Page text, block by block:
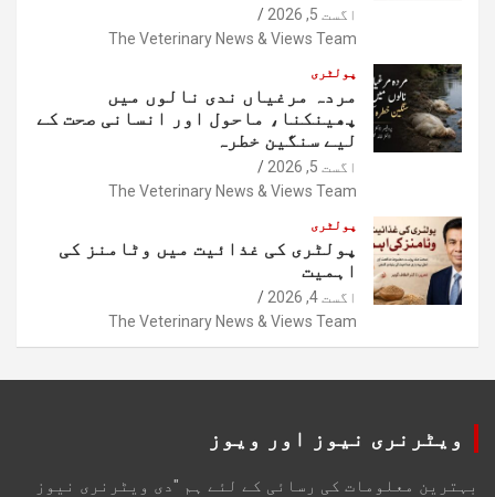
اگست 5, 2026
The Veterinary News & Views Team
پولٹری
مردہ مرغیاں ندی نالوں میں
پھینکنا، ماحول اور انسانی صحت کے
لیے سنگین خطرہ
اگست 5, 2026
The Veterinary News & Views Team
پولٹری
پولٹری کی غذائیت میں وٹامنز کی
اہمیت
اگست 4, 2026
The Veterinary News & Views Team
ویٹرنری نیوز اور ویوز
بہترین معلومات کی رسائی کے لئے ہم "دی ویٹرنری نیوز